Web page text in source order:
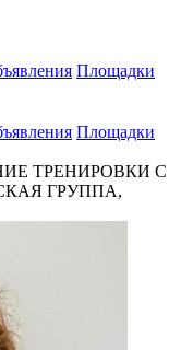
Площадки
Площадки
ТРЕНИРОВКИ С
ГРУППА,